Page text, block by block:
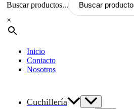
Buscar productos...
×
Inicio
Contacto
Nosotros
Cuchillería